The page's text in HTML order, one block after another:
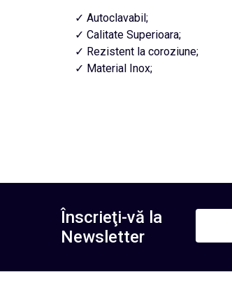
✓ Autoclavabil;
✓ Calitate Superioara;
✓ Rezistent la coroziune;
✓ Material Inox;
Înscrieţi-vă la
Newsletter